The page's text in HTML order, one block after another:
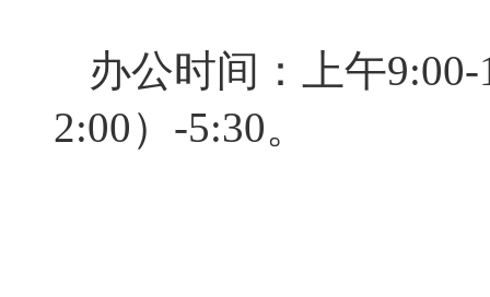
办公时间：上午
2:00）-5:30。